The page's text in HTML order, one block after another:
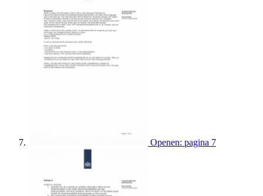
Openen: pagina 7